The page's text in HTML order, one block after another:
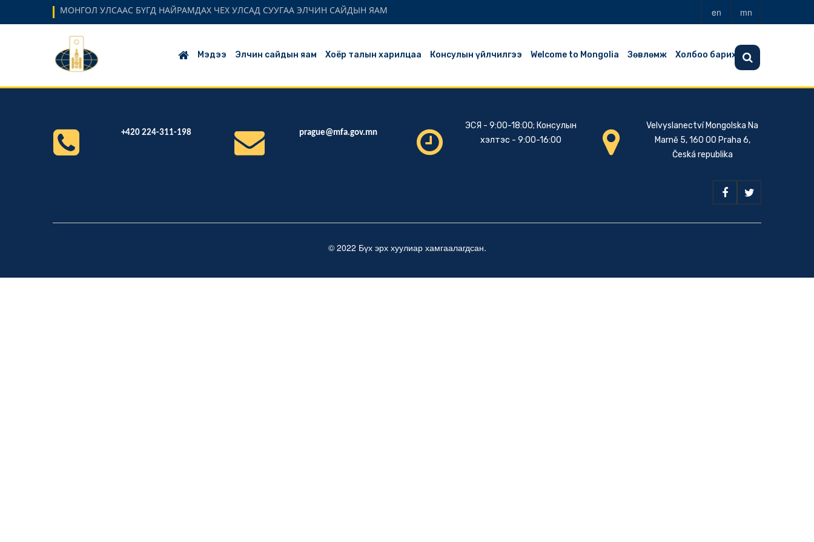
МОНГОЛ УЛСААС БҮГД НАЙРАМДАХ ЧЕХ УЛСАД СУУГАА ЭЛЧИН САЙДЫН ЯАМ en mn
Мэдээ Элчин сайдын яам Хоёр талын харилцаа Консулын үйлчилгээ Welcome to Mongolia Зөвлөмж Холбоо барих
+420 224-311-198 prague@mfa.gov.mn
ЭСЯ - 9:00-18:00; Консулын
хэлтэс - 9:00-16:00
Velvyslanectví Mongolska Na
Marně 5, 160 00 Praha 6,
Česká republika
© 2022 Бүх эрх хуулиар хамгаалагдсан.